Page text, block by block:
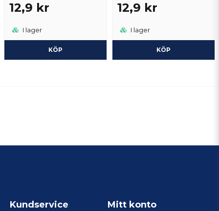
12,9 kr
I lager
KÖP
12,9 kr
I lager
KÖP
Kundservice Mitt konto